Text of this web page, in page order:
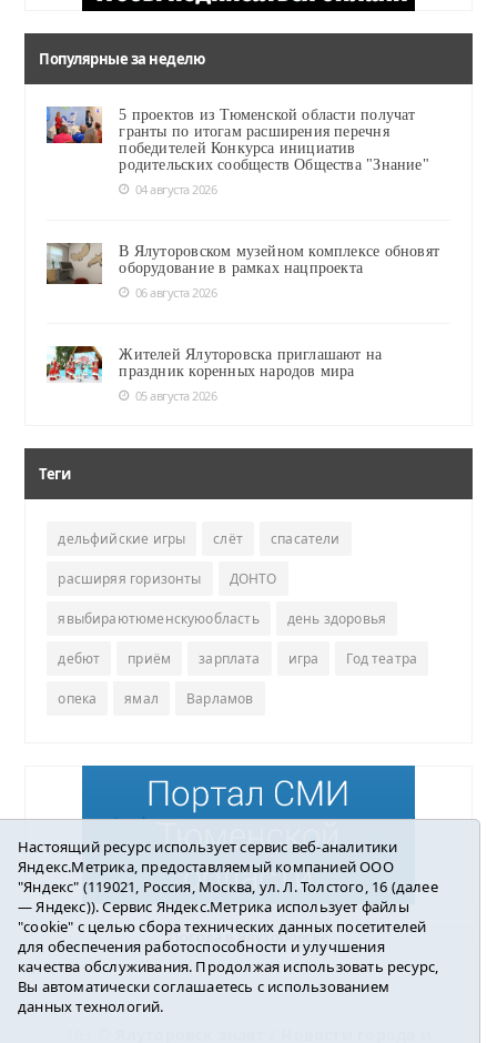
Популярные за неделю
5 проектов из Тюменской области получат
гранты по итогам расширения перечня
победителей Конкурса инициатив
родительских сообществ Общества "Знание"
04 августа 2026
В Ялуторовском музейном комплексе обновят
оборудование в рамках нацпроекта
06 августа 2026
Жителей Ялуторовска приглашают на
праздник коренных народов мира
05 августа 2026
Теги
дельфийские игры слёт спасатели
расширяя горизонты ДОНТО
явыбираютюменскуюобласть день здоровья
дебют приём зарплата игра Год театра
опека ямал Варламов
Погода в Ялуторовске
Настоящий ресурс использует сервис веб-аналитики
Яндекс.Метрика, предоставляемый компанией ООО
"Яндекс" (119021, Россия, Москва, ул. Л. Толстого, 16 (далее
— Яндекс)). Сервис Яндекс.Метрика использует файлы
"cookie" с целью сбора технических данных посетителей
для обеспечения работоспособности и улучшения
качества обслуживания. Продолжая использовать ресурс,
Вы автоматически соглашаетесь с использованием
данных технологий.